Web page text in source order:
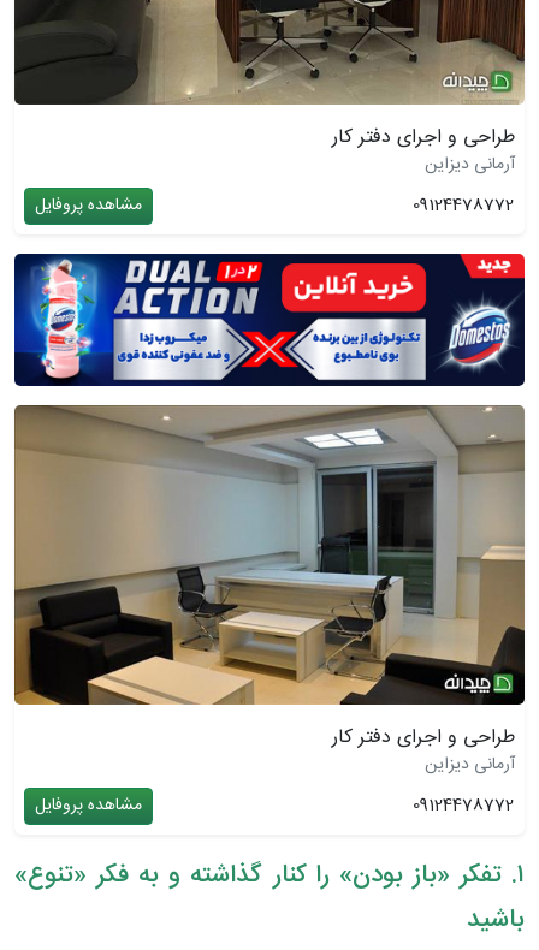
طراحی و اجرای دفتر کار
آرمانی دیزاین
09124478772
مشاهده پروفایل
طراحی و اجرای دفتر کار
آرمانی دیزاین
09124478772
مشاهده پروفایل
۱. تفکر «باز بودن» را کنار گذاشته و به فکر «تنوع»
باشید